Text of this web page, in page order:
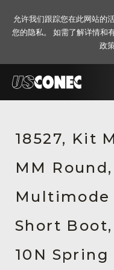
解决方案
产品
资源
关于我们
18527, Kit
MM
Multimode
Short
10N Spring
允许我们跟踪您在此网站的
您的隐私。 如需了解详情和
政策